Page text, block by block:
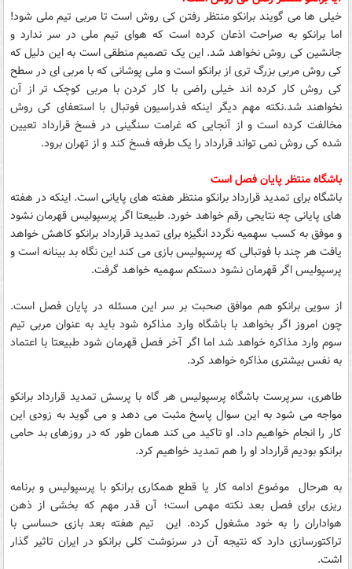
خیلی ها می گویند برانکو منتظر رفتن کی روش است تا مربی تیم ملی شود!
اما برانکو به صراحت اذعان کرده است که هوای تیم ملی در سر ندارد و
جانشین کی روش نخواهد شد. این یک تصمیم منطقی است به این دلیل که
کی روش مربی بزرگ تری از برانکو است و ملی پوشانی که با مربی ای در سطح
کی روش کار کرده اند خیلی راضی با کار کردن با مربی کوچک تر از آن
نخواهند شد.نکته مهم دیگر اینکه فدراسیون فوتبال با استعفای کی روش
مخالفت کرده است و از آنجایی که غرامت سنگینی در فسخ قرارداد تعیین
شده کی روش نمی تواند قرارداد را یک طرفه فسخ کند و از تهران برود.
باشگاه منتظر پایان فصل است
باشگاه برای تمدید قرارداد برانکو منتظر هفته های پایانی است. اینکه در هفته
های پایانی چه نتایجی رقم خواهد خورد. طبیعتا اگر پرسپولیس قهرمان نشود
و موفق به کسب سهمیه نگردد انگیزه برای تمدید قرارداد برانکو کاهش خواهد
یافت هر چند با فوتبالی که پرسپولیس بازی می کند این نگاه بد بینانه است و
پرسپولیس اگر قهرمان نشود دستکم سهمیه خواهد گرفت.
از سویی برانکو هم موافق صحبت بر سر این مسئله در پایان فصل است.
چون امروز اگر بخواهد با باشگاه وارد مذاکره شود باید به عنوان مربی تیم
سوم وارد مذاکره خواهد شد اما اگر آخر فصل قهرمان شود طبیعتا با اعتماد
به نفس بیشتری مذاکره خواهد کرد.
طاهری، سرپرست باشگاه پرسپولیس هر گاه با پرسش تمدید قرارداد برانکو
مواجه می شود به این سوال پاسخ مثبت می دهد و می گوید به زودی این
کار را انجام خواهیم داد. او تاکید می کند همان طور که در روزهای بد حامی
برانکو بودیم قرارداد او را هم تمدید خواهیم کرد.
به هرحال موضوع ادامه کار یا قطع همکاری برانکو با پرسپولیس و برنامه
ریزی برای فصل بعد نکته مهمی است؛ آن قدر مهم که بخشی از ذهن
هواداران را به خود مشغول کرده. این تیم هفته بعد بازی حساسی با
تراکتورسازی دارد که نتیجه آن در سرنوشت کلی برانکو در ایران تاثیر گذار
اشت.